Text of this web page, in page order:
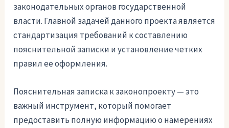
законодательных органов государственной
власти. Главной задачей данного проекта является
стандартизация требований к составлению
пояснительной записки и установление четких
правил ее оформления.
Пояснительная записка к законопроекту — это
важный инструмент, который помогает
предоставить полную информацию о намерениях